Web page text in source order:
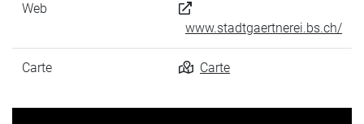
Web
www.stadtgaertnerei.bs.ch/
Carte Carte